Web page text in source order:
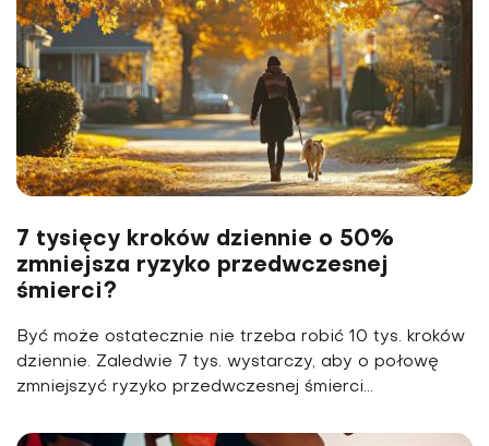
7 tysięcy kroków dziennie o 50%
zmniejsza ryzyko przedwczesnej
śmierci?
Być może ostatecznie nie trzeba robić 10 tys. kroków
dziennie. Zaledwie 7 tys. wystarczy, aby o połowę
zmniejszyć ryzyko przedwczesnej śmierci...